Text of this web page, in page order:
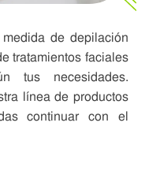
de depilación
tratamientos faciales
tus necesidades.
línea de productos
continuar con el